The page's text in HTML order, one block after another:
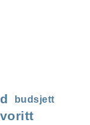
budsjett